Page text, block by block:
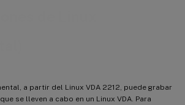
a partir del Linux VDA 2212, puede grabar
se lleven a cabo en un Linux VDA. Para